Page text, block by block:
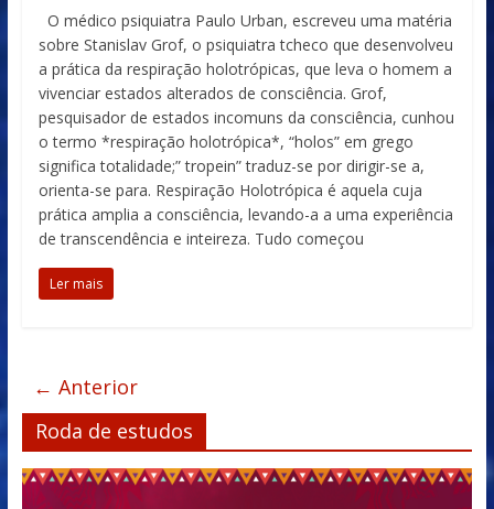
O médico psiquiatra Paulo Urban, escreveu uma matéria
sobre Stanislav Grof, o psiquiatra tcheco que desenvolveu
a prática da respiração holotrópicas, que leva o homem a
vivenciar estados alterados de consciência. Grof,
pesquisador de estados incomuns da consciência, cunhou
o termo *respiração holotrópica*, “holos” em grego
significa totalidade;” tropein” traduz-se por dirigir-se a,
orienta-se para. Respiração Holotrópica é aquela cuja
prática amplia a consciência, levando-a a uma experiência
de transcendência e inteireza. Tudo começou
Ler mais
← Anterior
Roda de estudos